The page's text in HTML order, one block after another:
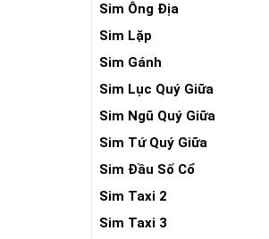
Sim Ông Địa
Sim Lặp
Sim Gánh
Sim Lục Quý Giữa
Sim Ngũ Quý Giữa
Sim Tứ Quý Giữa
Sim Đầu Số Cổ
Sim Taxi 2
Sim Taxi 3